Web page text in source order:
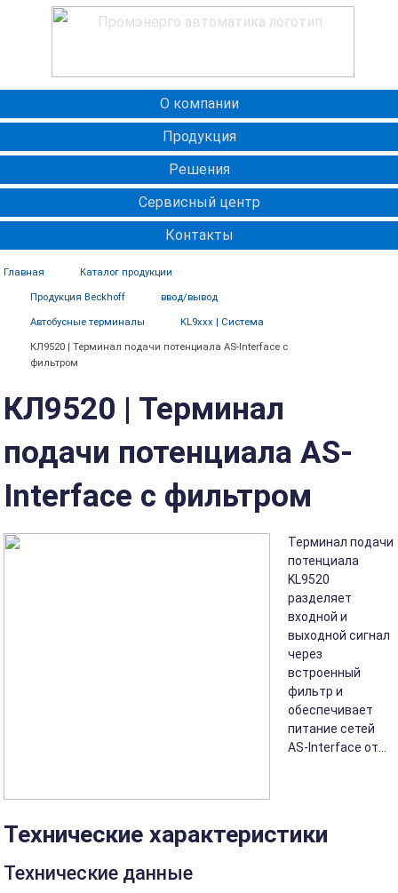
О компании
Продукция
Решения
Сервисный центр
Контакты
Главная Каталог продукции
Продукция Beckhoff ввод/вывод
Автобусные терминалы KL9xxx | Система
КЛ9520 | Терминал подачи потенциала AS-Interface с
фильтром
КЛ9520 | Терминал
подачи потенциала AS-
Interface с фильтром
Терминал подачи
потенциала
KL9520
разделяет
входной и
выходной сигнал
через
встроенный
фильтр и
обеспечивает
питание сетей
AS-Interface от...
Технические характеристики
Технические данные